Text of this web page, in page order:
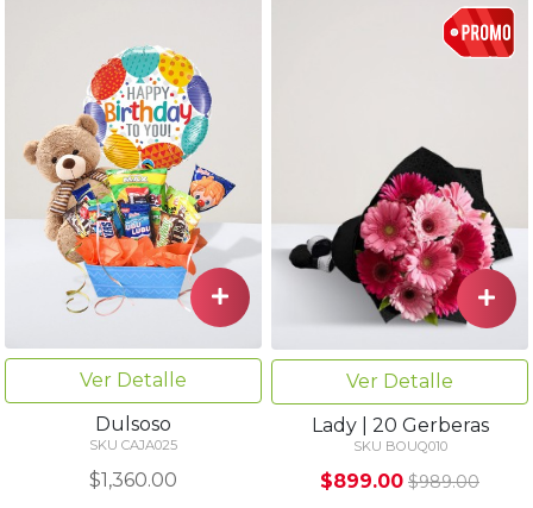
Ver Detalle
Dulsoso
SKU CAJA025
$1,360.00
Ver Detalle
Lady | 20 Gerberas
SKU BOUQ010
$899.00 $989.00